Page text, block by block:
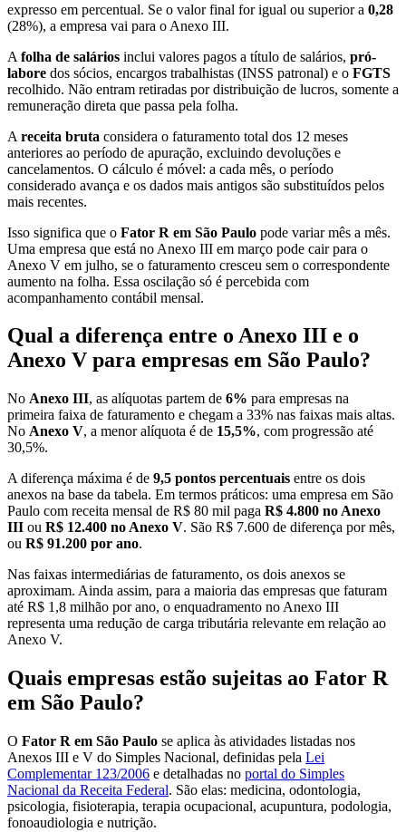
expresso em percentual. Se o valor final for igual ou superior a 0,28
(28%), a empresa vai para o Anexo III.
A folha de salários inclui valores pagos a título de salários, pró-
labore dos sócios, encargos trabalhistas (INSS patronal) e o FGTS
recolhido. Não entram retiradas por distribuição de lucros, somente a
remuneração direta que passa pela folha.
A receita bruta considera o faturamento total dos 12 meses
anteriores ao período de apuração, excluindo devoluções e
cancelamentos. O cálculo é móvel: a cada mês, o período
considerado avança e os dados mais antigos são substituídos pelos
mais recentes.
Isso significa que o Fator R em São Paulo pode variar mês a mês.
Uma empresa que está no Anexo III em março pode cair para o
Anexo V em julho, se o faturamento cresceu sem o correspondente
aumento na folha. Essa oscilação só é percebida com
acompanhamento contábil mensal.
Qual a diferença entre o Anexo III e o
Anexo V para empresas em São Paulo?
No Anexo III, as alíquotas partem de 6% para empresas na
primeira faixa de faturamento e chegam a 33% nas faixas mais altas.
No Anexo V, a menor alíquota é de 15,5%, com progressão até
30,5%.
A diferença máxima é de 9,5 pontos percentuais entre os dois
anexos na base da tabela. Em termos práticos: uma empresa em São
Paulo com receita mensal de R$ 80 mil paga R$ 4.800 no Anexo
III ou R$ 12.400 no Anexo V. São R$ 7.600 de diferença por mês,
ou R$ 91.200 por ano.
Nas faixas intermediárias de faturamento, os dois anexos se
aproximam. Ainda assim, para a maioria das empresas que faturam
até R$ 1,8 milhão por ano, o enquadramento no Anexo III
representa uma redução de carga tributária relevante em relação ao
Anexo V.
Quais empresas estão sujeitas ao Fator R
em São Paulo?
O Fator R em São Paulo se aplica às atividades listadas nos
Anexos III e V do Simples Nacional, definidas pela Lei
Complementar 123/2006 e detalhadas no portal do Simples
Nacional da Receita Federal. São elas: medicina, odontologia,
psicologia, fisioterapia, terapia ocupacional, acupuntura, podologia,
fonoaudiologia e nutrição.